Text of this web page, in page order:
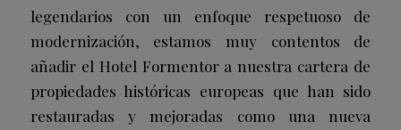
legendarios con un enfoque respetuoso de
modernización, estamos muy contentos de
añadir el Hotel Formentor a nuestra cartera de
propiedades históricas europeas que han sido
restauradas y mejoradas como una nueva